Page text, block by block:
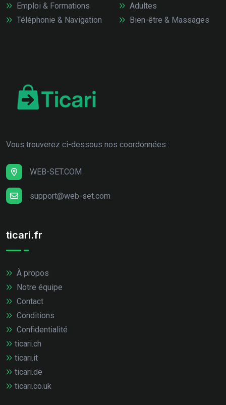
Emploi & Formations
Téléphonie & Navigation
Adultes
Bien-être & Massages
Vous trouverez ci-dessous nos coordonnées :
WEB-SET.COM
support@web-set.com
ticari.fr
À propos
Notre équipe
Contact
Conditions
Confidentialité
ticari.ch
ticari.it
ticari.de
ticari.co.uk